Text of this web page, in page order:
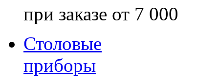
при заказе от 7 000
Столовые
приборы